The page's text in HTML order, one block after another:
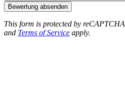
Bewertung absenden
This form is protected by
and Terms of Service apply.